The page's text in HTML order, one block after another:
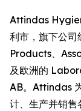
Attindas
利市，旗下公
Products、
及欧洲的
AB。Attindas
计、生产并销售